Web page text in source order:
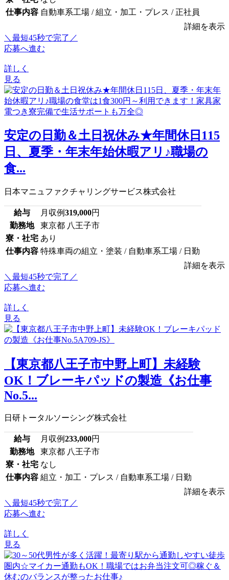
仕事内容 自動車系工場 / 組立・加工・プレス / 正社員
詳細を表示
＼最短45秒で完了／
応募へ進む
詳しく
見る
安定の日勤＆土日祝休み★年間休日115
日、夏季・年末年始休暇アリ♪職場の
食...
日本マニュファクチャリングサービス株式会社
給与 月収例319,000円
勤務地
東京都 八王子市
寮・社宅 あり
仕事内容 特殊車両の組立・塗装 / 自動車系工場 / 日勤
詳細を表示
＼最短45秒で完了／
応募へ進む
詳しく
見る
【東京都八王子市中野上町】未経験
OK！ブレーキパッドの製造《お仕事
No.5...
日研トータルソーシング株式会社
給与 月収例233,000円
勤務地
東京都 八王子市
寮・社宅 なし
仕事内容 組立・加工・プレス / 自動車系工場 / 日勤
詳細を表示
＼最短45秒で完了／
応募へ進む
詳しく
見る